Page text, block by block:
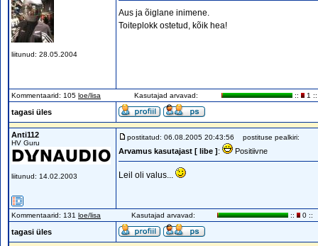
liitunud: 28.05.2004
Aus ja õiglane inimene.
Toiteplokk ostetud, kõik hea!
Kommentaarid: 105 loe/lisa Kasutajad arvavad: :: 1 ::
tagasi üles
Anti112
HV Guru
liitunud: 14.02.2003
postitatud: 06.08.2005 20:43:56 postituse pealkiri:
Arvamus kasutajast [ libe ]: Positiivne
Leil oli valus...
Kommentaarid: 131 loe/lisa Kasutajad arvavad: :: 0 ::
tagasi üles